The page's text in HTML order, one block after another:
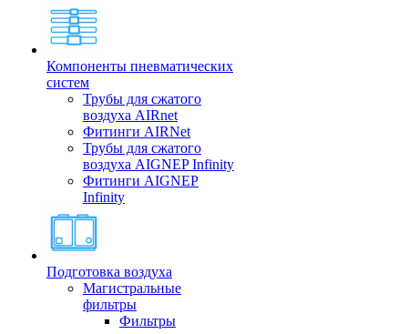
Компоненты пневматических
систем
Трубы для сжатого
воздуха AIRnet
Фитинги AIRNet
Трубы для сжатого
воздуха AIGNEP Infinity
Фитинги AIGNEP
Infinity
Подготовка воздуха
Магистральные
фильтры
Фильтры